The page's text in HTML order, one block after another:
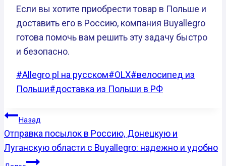
Если вы хотите приобрести товар в Польше и
доставить его в Россию, компания Buyallegro
готова помочь вам решить эту задачу быстро
и безопасно.
Метки
записи:
#Allegro pl на русском#OLX#велосипед из
Польши#доставка из Польши в РФ
НАВИГАЦИЯ
ПО
ЗАПИСЯМ
Назад
Отправка посылок в Россию, Донецкую и
Луганскую области с Buyallegro: надежно и удобно